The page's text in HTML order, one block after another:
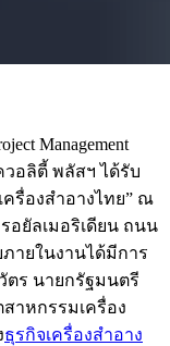
Management
วอลิตี้ พลัสฯ ได้รับ
ครื่องสำอางไทย” ณ
ยัลเมอริเดียน ถนน
ายในงานได้มีการ
ร นายกรัฐมนตรี
าหกรรมเครื่อง
ธุรกิจเครื่องสำอาง